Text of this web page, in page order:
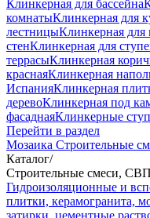
Клинкерная для бассейна
комнатыКлинкерная для
лестницыКлинкерная для
стенКлинкерная для
террасыКлинкерная
краснаяКлинкерная
ИспанияКлинкерная
деревоКлинкерная под
фасаднаяКлинкерные
Перейти в раздел
Мозаика Строительные
Каталог/
Строительные смеси, СВП
Гидроизоляционные и
плитки, керамогранита,
затирки, цементные